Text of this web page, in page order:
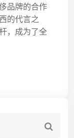
品牌的合作
的代言之
，成为了全